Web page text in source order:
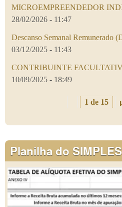
MICROEMPREENDEDOR
28/02/2026 - 11:47
Descanso Semanal Remunerado
03/12/2025 - 11:43
CONTRIBUINTE
10/09/2025 - 18:49
1 de 15
Planilha do SIMPLES